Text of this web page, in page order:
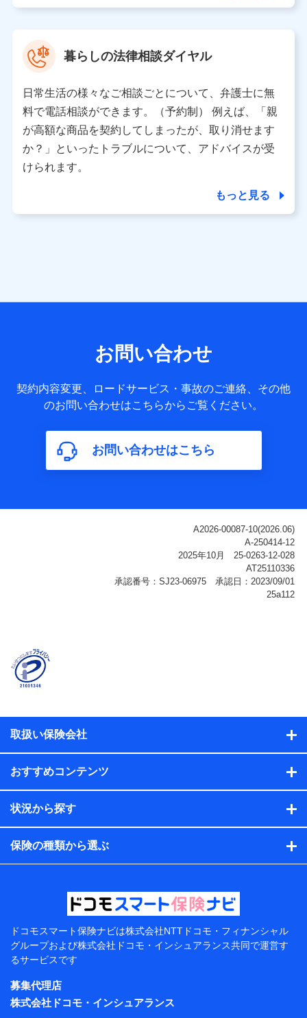
ビル 3F
※ 当社および株式会社NTTドコモは、お客さまの情報を利
データ憲章」に定める行動原則を順守します 。
※ パーソナルデータダッシュボードの「第三者提供の管
理」の設定状態にかかわらず、共同利用する場合がありま
※ dポイントクラブ会員ではないお客さま（2019年12月11
日以降、一度もdポイントクラブ会員であったことがないお
個人データは、こちら の利用目的の範囲内に限って共同利
用します。
サービス提供等を通じて取得した、以下の情報などの個人デ
基本情報
氏名、電話番号、メールアドレス、お客さまの識別子、
属性、連絡先、dポイントサービスのご利用に関する情
構成、住所、dポイント残高、dポイント利用履歴などが
含まれます。
利用情報
ご契約状態・ご利用履歴インターネット利用時の行動に
関する情報、アプリケーション利用時の行動に関する情
報、購入されたサービスや商品の名称・購入場所・決済
に関する情報、アンケートの回答に関する情報などが含
名、住所、生年月日、性別、保険契約者と被保険者の関
係、保険加入の目的、保険商品の内容、保険料、保険料
のお支払方法、車のメーカーや走行距離などの情報、建
ル内容や送信履歴の情報及び保険の更改案内等を提供し
保険契約情報
当社または株式会社NTTドコモ・フィナンシャルグルー
プが取得し、又は保有する保険契約に関する情報。例と
して、保険契約者及び被保険者の氏名、住所、生年月
日、性別、保険契約者と被保険者の関係、保険加入の目
的、保険商品の内容、保険料、保険料のお支払方法、車
のメーカーや走行距離などの情報、建物の構造や築年数
などの情報、ペットの種類や年齢などの情報などが含ま
提供当事者から受領当事者が個人データを取得する方法
電子的・電磁的方法等
【共同して利用する者の範囲】
当社
株式会社NTTドコモ・フィナンシャルグループ
【利用目的】
暮らしの法律相談ダイヤル
日常生活の様々なご相談ごとについて、弁護士に無
料で電話相談ができます。（予約制） 例えば、「親
が高額な商品を契約してしまったが、取り消せます
か？」といったトラブルについて、アドバイスが受
けられます。
もっと見る
お問い合わせ
契約内容変更、ロードサービス・事故のご連絡、その他
のお問い合わせはこちらからご覧ください。
お問い合わせはこちら
取扱い保険会社
おすすめコンテンツ
状況から探す
保険の種類から選ぶ
ドコモスマート保険ナビは株式会社NTTドコモ・フィナンシャル
グループおよび株式会社ドコモ・インシュアランス共同で運営す
るサービスです
募集代理店
株式会社ドコモ・インシュアランス